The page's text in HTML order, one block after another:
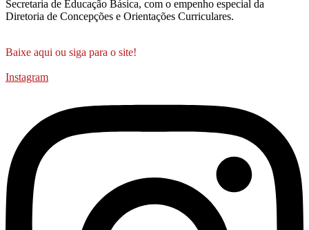
Secretaria de Educação Básica, com o empenho especial da
Diretoria de Concepções e Orientações Curriculares.
Baixe aqui ou siga para o site!
Instagram